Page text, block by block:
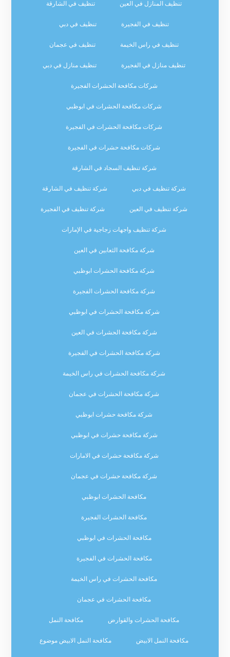
تنظيف المنازل في العين تنظيف في الشارقة
تنظيف في الفجيرة تنظيف في دبي
تنظيف في راس الخيمة تنظيف في عجمان
تنظيف منازل في الفجيرة تنظيف منازل في دبي
شركات مكافحة الحشرات الفجيرة
شركات مكافحة الحشرات في ابوظبي
شركات مكافحة الحشرات في الفجيرة
شركات مكافحة حشرات في الفجيرة
شركة تنظيف السجاد في الشارقة
شركة تنظيف في دبي شركة تنظيف في الشارقة
شركة تنظيف في العين شركة تنظيف في الفجيرة
شركة تنظيف واجهات زجاجية في الإمارات
شركة مكافحة الثعابين في العين
شركة مكافحة الحشرات ابوظبي
شركة مكافحة الحشرات الفجيرة
شركة مكافحة الحشرات في ابوظبي
شركة مكافحة الحشرات في العين
شركة مكافحة الحشرات في الفجيرة
شركة مكافحة الحشرات في راس الخيمة
شركة مكافحة الحشرات في عجمان
شركة مكافحة حشرات ابوظبي
شركة مكافحة حشرات في ابوظبي
شركة مكافحة حشرات في الامارات
شركة مكافحة حشرات في عجمان
مكافحة الحشرات ابوظبي
مكافحة الحشرات الفجيرة
مكافحة الحشرات في ابوظبي
مكافحة الحشرات في الفجيرة
مكافحة الحشرات في راس الخيمة
مكافحة الحشرات في عجمان
مكافحة الحشرات والقوارض مكافحة النمل
مكافحة النمل الابيض مكافحة النمل الابيض موضوع